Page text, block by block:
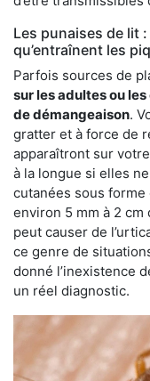
Les punaises de lit
qu’entraînent les
Parfois sources de
sur les adultes ou
de démangeaison.
gratter et à force de
apparaîtront sur
à la longue si elles
cutanées sous
environ 5 mm à 2 cm
peut causer de
ce genre de
donné l’inexistence
un réel diagnostic.